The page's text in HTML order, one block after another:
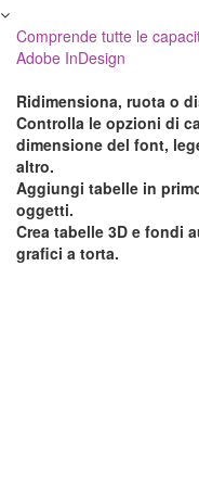
Comprende tutte le
Adobe InDesign
Ridimensiona, ruota o
Controlla le opzioni di
dimensione del font,
altro.
Aggiungi tabelle in
oggetti.
Crea tabelle 3D e fondi
grafici a torta.